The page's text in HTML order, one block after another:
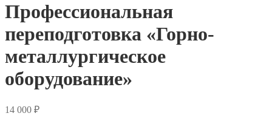
Профессиональная
переподготовка «Горно-
металлургическое
оборудование»
14 000 ₽